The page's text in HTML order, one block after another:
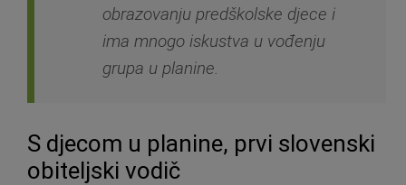
obrazovanju predškolske djece i
ima mnogo iskustva u vođenju
grupa u planine.
S djecom u planine, prvi slovenski
obiteljski vodič